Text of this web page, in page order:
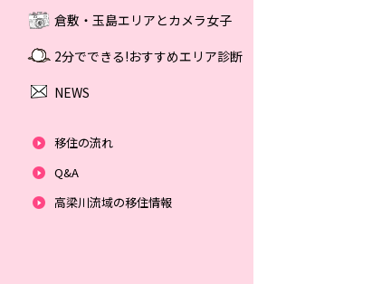
倉敷・玉島エリアとカメラ女子
2分でできる!おすすめエリア診断
NEWS
移住の流れ
Q&A
高梁川流域の移住情報